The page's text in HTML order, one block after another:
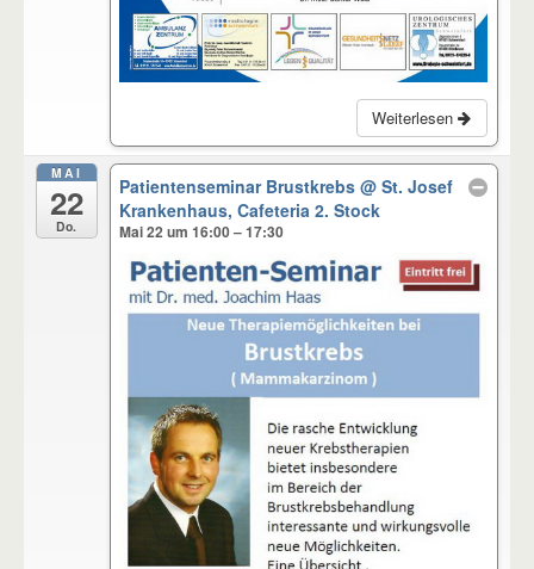
Weiterlesen
MAI
22
Do.
Patientenseminar Brustkrebs@ St. Josef
Krankenhaus, Cafeteria 2. Stock
Mai 22 um 16:00 – 17:30